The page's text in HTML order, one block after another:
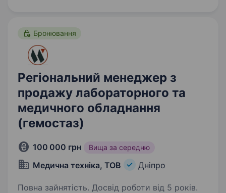
Бронювання
Регіональний менеджер з
продажу лабораторного та
медичного обладнання
(гемостаз)
100 000 грн Вища за середню
Медична техніка, ТОВ Дніпро
Повна зайнятість. Досвід роботи від 5 років.